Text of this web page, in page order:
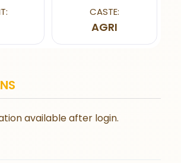
CASTE:
AGRI
available after login.